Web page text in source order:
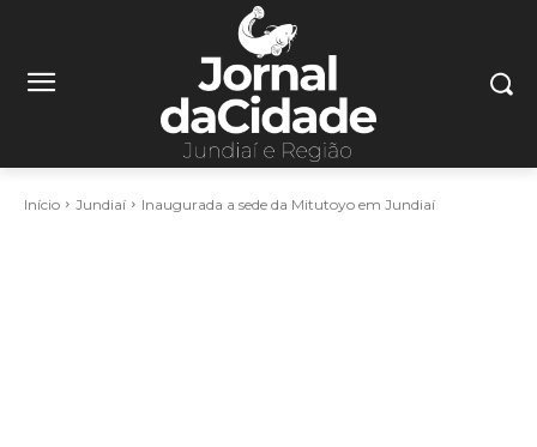
Início Jundiaí Inaugurada a sede da Mitutoyo em Jundiaí